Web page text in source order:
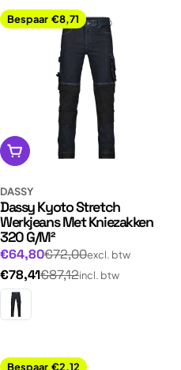
Bespaar €8,71
Opties kiezen
DASSY
Dassy Kyoto Stretch
Werkjeans Met Kniezakken
320 G/M²
Aanbiedingsprijs
€64,80
Normale
prijs
€72,00excl. btw
€78,41
Normale
prijs
€87,12incl. btw
Bespaar €2,12